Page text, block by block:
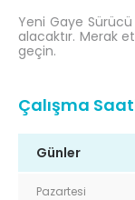
Yeni Gaye
alacaktır. Merak
geçin.
Çalışma
Günler
Pazartesi